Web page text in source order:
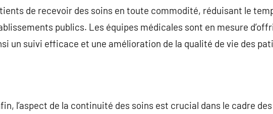
de recevoir des soins en toute commodité, réduisant le
publics. Les équipes médicales sont en mesure
un suivi efficace et une amélioration de la qualité de vie des
l’aspect de la continuité des soins est crucial dans le cadre